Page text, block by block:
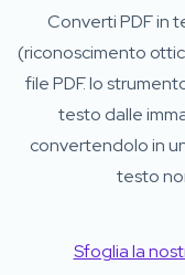
Converti PDF in
(riconoscimento
file PDF. lo
testo dalle
convertendolo in
testo
Sfoglia la